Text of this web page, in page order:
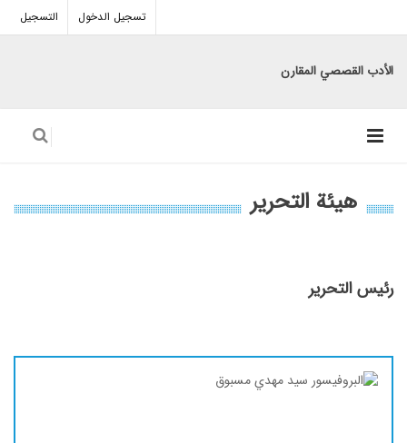
تسجيل الدخول التسجيل
الأدب القصصي المقارن
هيئة التحرير
رئيس التحرير